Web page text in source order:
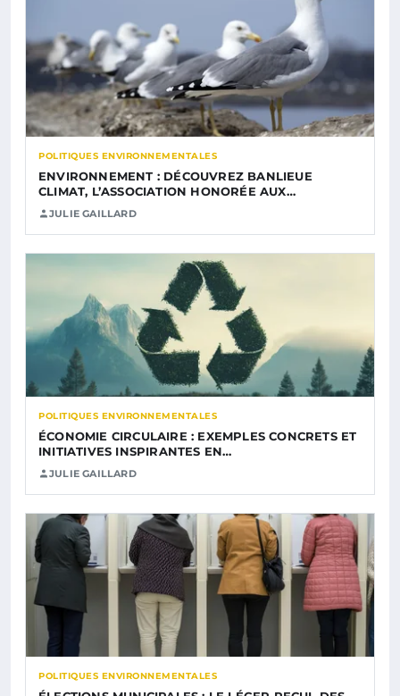
POLITIQUES ENVIRONNEMENTALES
ENVIRONNEMENT : DÉCOUVREZ BANLIEUE
CLIMAT, L’ASSOCIATION HONORÉE AUX…
JULIE GAILLARD
POLITIQUES ENVIRONNEMENTALES
ÉCONOMIE CIRCULAIRE : EXEMPLES CONCRETS ET
INITIATIVES INSPIRANTES EN…
JULIE GAILLARD
POLITIQUES ENVIRONNEMENTALES